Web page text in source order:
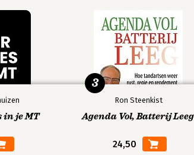
in je MT
Ron Steenkist
Agenda Vol, Batterij Leeg
24,50
3